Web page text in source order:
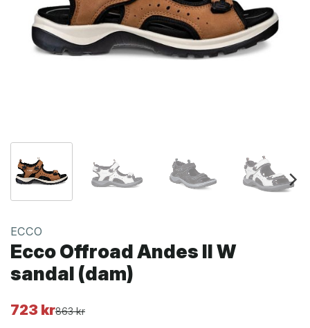
ECCO
Ecco Offroad Andes II W
sandal (dam)
863kr
Det
723 kr
Det